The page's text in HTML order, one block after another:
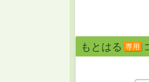
もとはる 専用